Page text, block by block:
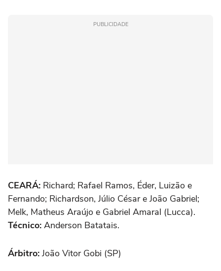
PUBLICIDADE
CEARÁ: Richard; Rafael Ramos, Éder, Luizão e
Fernando; Richardson, Júlio César e João Gabriel;
Melk, Matheus Araújo e Gabriel Amaral (Lucca).
Técnico: Anderson Batatais.
Árbitro: João Vitor Gobi (SP)